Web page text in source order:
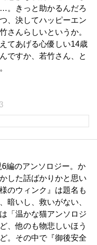
。きっと助かるんだろ
、決してハッピーエン
さんらしいというか。
てあげる心優しい14歳
ですか、若竹さん、と
編のアンソロジー。か
した話ばかりかと思い
のウィンク』は題名も
暗いし、救いがない、
「温かな猫アンソロジ
、他のも物悲しいほう
。その中で『御後安全